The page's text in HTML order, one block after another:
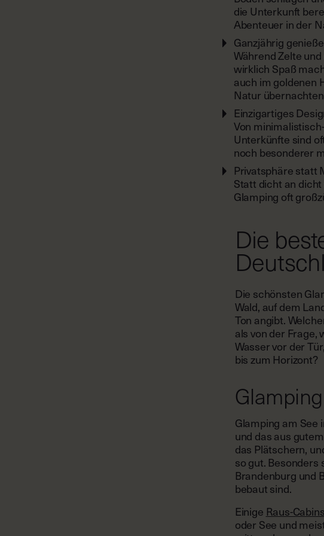
die Unterkunft
Abenteuer in der
Ganzjährig
Während Zelte
wirklich Spaß
auch im goldenen
Natur
Einzigartiges
Von
Unterkünfte sind
noch besonderer
Privatsphäre statt
Statt dicht an
Glamping oft
Die
Die schönsten
Wald, auf dem
Ton angibt.
als von der Frage,
Wasser vor der
bis zum Horizont?
Glamping am See
und das aus
das Plätschern,
so gut.
Brandenburg und
bebaut sind.
Einige Raus-
oder See und